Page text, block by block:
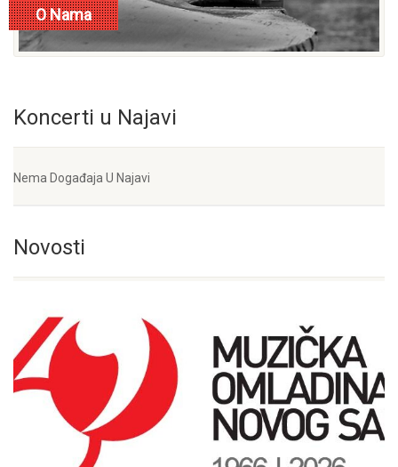
O Nama
opširnije
Koncerti u Najavi
Nema Događaja U Najavi
Novosti